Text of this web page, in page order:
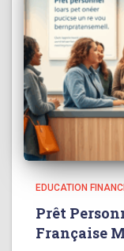
EDUCATION
Prêt
Française